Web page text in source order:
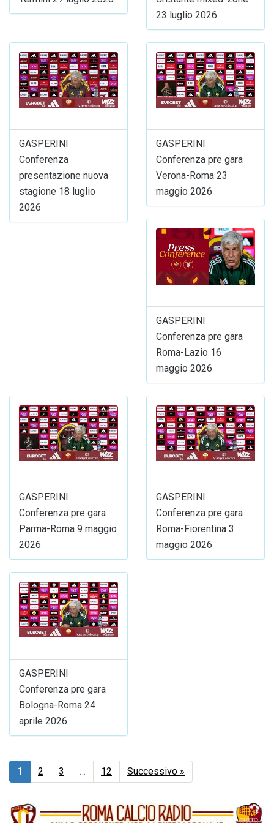
23 luglio 2026
GASPERINI
Conferenza
presentazione nuova
stagione 18 luglio
2026
GASPERINI
Conferenza pre gara
Verona-Roma 23
maggio 2026
GASPERINI
Conferenza pre gara
Roma-Lazio 16
maggio 2026
GASPERINI
Conferenza pre gara
Parma-Roma 9 maggio
2026
GASPERINI
Conferenza pre gara
Roma-Fiorentina 3
maggio 2026
GASPERINI
Conferenza pre gara
Bologna-Roma 24
aprile 2026
1 2 3 … 12 Successivo »